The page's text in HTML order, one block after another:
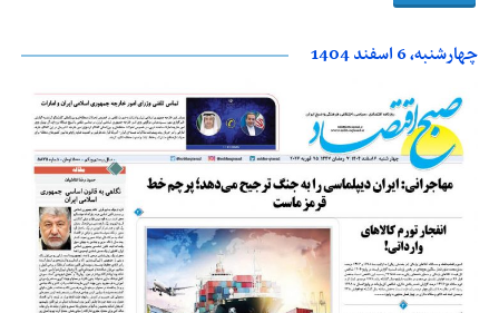
چهارشنبه، 6 اسفند 1404